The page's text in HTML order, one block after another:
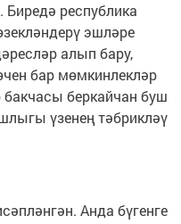
республика
эшләре
алып бару,
бар мөмкинлекләр
беркайчан буш
үзенең тәбрикләү
Анда бүгенге